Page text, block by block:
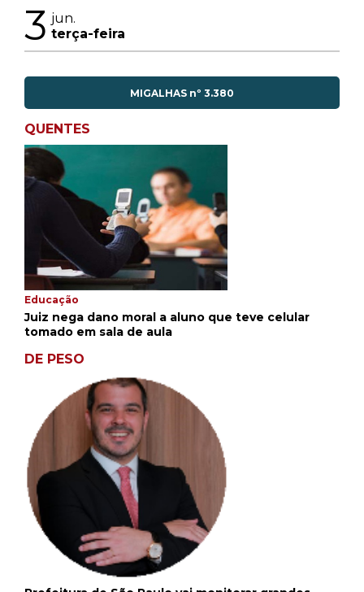
3 jun.
terça-feira
MIGALHAS nº 3.380
QUENTES
Educação
Juiz nega dano moral a aluno que teve celular
tomado em sala de aula
DE PESO